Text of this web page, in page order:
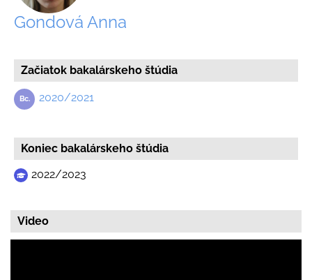
Gondová Anna
Začiatok bakalárskeho štúdia
2020/2021
Koniec bakalárskeho štúdia
2022/2023
Video